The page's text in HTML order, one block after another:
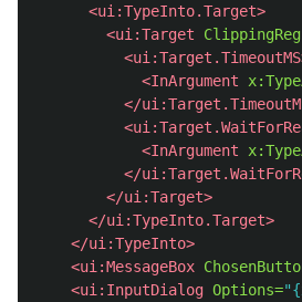
<ui:TypeInto.Target>
<ui:Target
<InArgument
</
<InArgument
</
</ui:Target>
</ui:TypeInto.Target>
</ui:TypeInto>
<ui:MessageBox
<ui:InputDialog Options=